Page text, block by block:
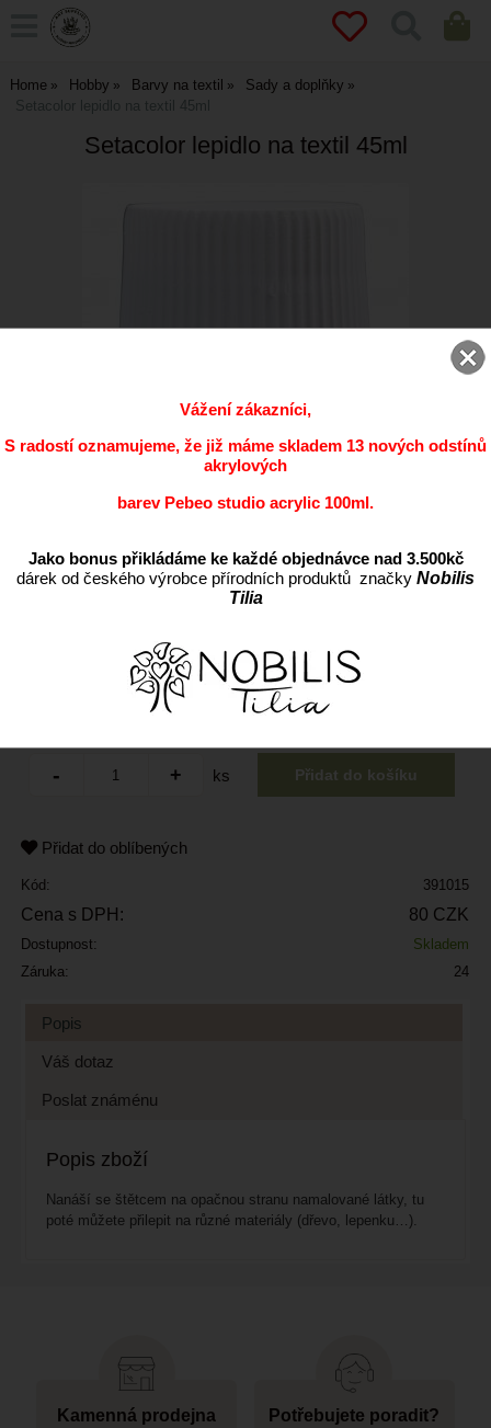
Home Hobby Barvy na textil
Sady a doplňky
Setacolor lepidlo na textil 45ml
Setacolor lepidlo na textil 45ml
ks
Přidat do oblíbených
Kód: 391015
Cena s DPH: 80 CZK
Dostupnost:
Skladem
Záruka:
24
Popis
Váš dotaz
Poslat známénu
Popis zboží
Nanáší se štětcem na opačnou stranu namalované látky, tu
poté můžete přilepit na různé materiály (dřevo, lepenku…).
Kamenná prodejna Potřebujete poradit?
Vážení zákazníci,
S radostí oznamujeme, že již máme skladem 13 nových odstínů
akrylových
barev Pebeo studio acrylic 100ml.
Jako bonus přikládáme ke každé objednávce nad 3.500kč
dárek od českého výrobce přírodních produktů značky Nobilis
Tilia